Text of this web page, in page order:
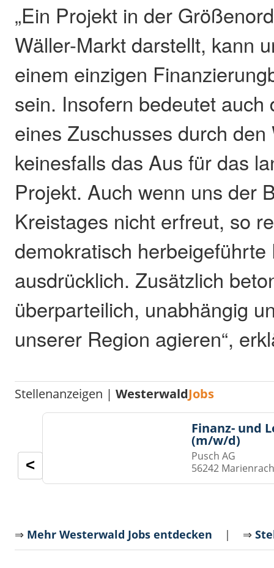
„Ein Projekt in der
Wäller-Markt darstellt, kann
einem einzigen
sein. Insofern bedeutet auch
eines Zuschusses durch
keinesfalls das Aus für das
Projekt. Auch wenn uns der
Kreistages nicht erfreut, so
demokratisch
ausdrücklich. Zusätzlich
überparteilich, unabhängig
unserer Region agieren“,
Stellenanzeigen |WesterwaldJobs
Finanz- und
(m/w/d)
Pusch AG
56242
<
⇒ Mehr Westerwald Jobs entdecken | ⇒